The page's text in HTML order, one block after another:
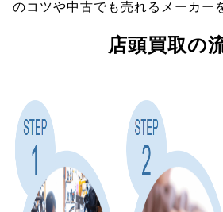
のコツや中古でも売れるメーカー
店頭買取の